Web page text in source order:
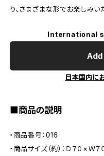
り、さまざまな形でお楽しみい
International
日本国内に
■商品の説明
・商品番号：016
・商品サイズ（約）：Ｄ７０×Ｗ